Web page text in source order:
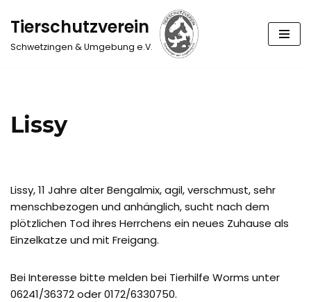
Zum
Inhalt
Tierschutzverein
Schwetzingen & Umgebung e.V.
Lissy
Lissy, 11 Jahre alter Bengalmix, agil, verschmust, sehr
menschbezogen und anhänglich, sucht nach dem
plötzlichen Tod ihres Herrchens ein neues Zuhause als
Einzelkatze und mit Freigang.
Bei Interesse bitte melden bei Tierhilfe Worms unter
06241/36372 oder 0172/6330750.